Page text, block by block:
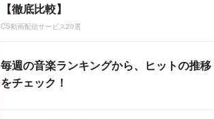
【徹底比較】
CS動画配信サービス20選
毎週の音楽ランキングから、ヒットの推移
をチェック！